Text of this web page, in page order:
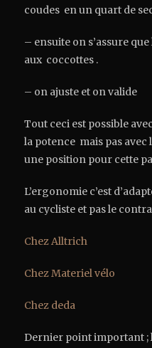
coudes en un quart de
– ensuite on s’assure
aux coccottes .
– on ajuste et on valide
Tout ceci est possible
la potence mais pas
une position pour cette
L’ergonomie c’est
au cycliste et pas le
Chez Alltrich
Chez Materiel vélo
Chez deda
Dernier point important ;